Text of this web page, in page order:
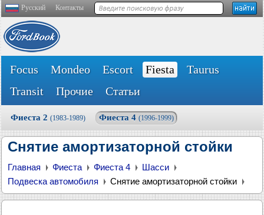
Русский Контакты
Focus Mondeo Escort Fiesta
Taurus
Transit
Прочие Статьи
Фиеста 2 (1983-1989) Фиеста 4 (1996-1999)
Снятие амортизаторной стойки
Главная Фиеста Фиеста 4
Шасси
Подвеска автомобиля
Снятие амортизаторной стойки